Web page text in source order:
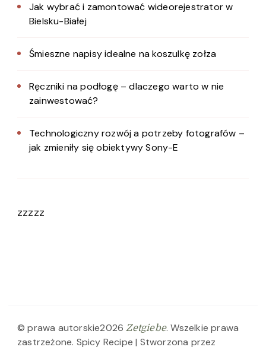
Jak wybrać i zamontować wideorejestrator w
Bielsku-Białej
Śmieszne napisy idealne na koszulkę zołza
Ręczniki na podłogę – dlaczego warto w nie
zainwestować?
Technologiczny rozwój a potrzeby fotografów –
jak zmieniły się obiektywy Sony-E
zzzzz
© prawa autorskie2026Zetgiebe. Wszelkie prawa
zastrzeżone. Spicy Recipe | Stworzona przez